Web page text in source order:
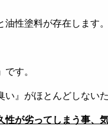
性塗料が存在します。
です。
』がほとんどしない
性が劣ってしまう事、